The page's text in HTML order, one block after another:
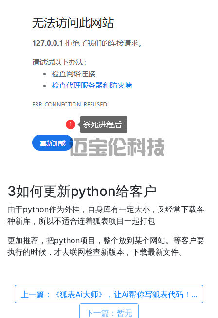
3如何更新python给客户
由于python作为外挂，自身库有一定大小，又经常下载各
种新库，所以不适合连着狐表项目一起打包
更加推荐，把python项目，整个放到某个网站。等客户要
执行的时候，才去联网检查新版本，下载最新文件。
上一篇：《狐表Ai大师》，让Ai帮你写狐表代码！...
下一篇：暂无